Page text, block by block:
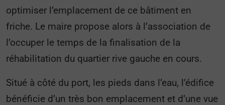
optimiser l’emplacement de ce bâtiment en
friche. Le maire propose alors à l’association de
l’occuper le temps de la finalisation de la
réhabilitation du quartier rive gauche en cours.
Situé à côté du port, les pieds dans l’eau, l’édifice
bénéficie d’un très bon emplacement et d’une vue